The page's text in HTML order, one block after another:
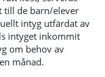
till de barn/elever
intyg utfärdat av
intyget inkommit
om behov av
månad.